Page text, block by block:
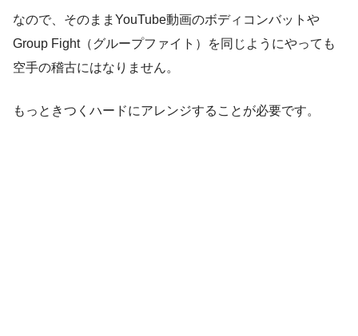
なので、そのままYouTube動画のボディコンバットや
Group Fight（グループファイト）を同じようにやっても
空手の稽古にはなりません。
もっときつくハードにアレンジすることが必要です。